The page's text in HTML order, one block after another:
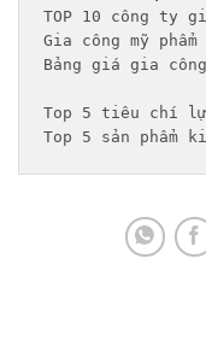
TOP 10 công ty
Gia công mỹ
Bảng giá gia
Top 5 tiêu chí
Top 5 sản phẩm